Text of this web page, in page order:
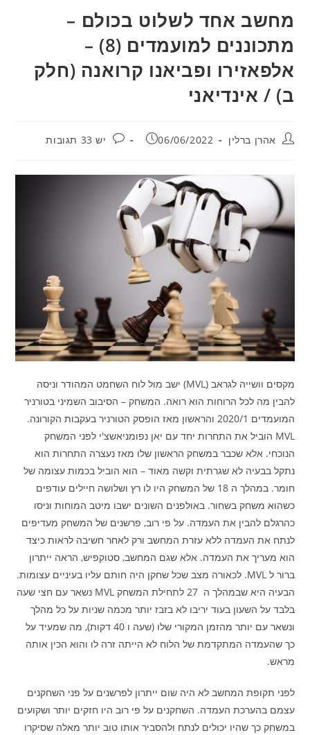
מחשב אחד לשלוט בכולם –
מתכוננים למועמדים (8) –
אלפאזירו ופביאנו קרואנה (חלק
ב) / אינדיאני
מחבר:אהרן ברלין פורסם:
06/06/2022 תגובות:
יש 33 תגובות
מקסים וושייה לגראב (MVL) ישב מול לוח השחמט המהודר וניסה
להבין מה לכל הרוחות הוא רואה. המשחק – הסיבוב השמיני בטורניר
המועמדים 2020/1 והראשון מאז הופסק הטורניר בעקבות הקורונה.
MVL הוביל את התחרות יחד עם יאן נפומניאשצ'י לפני המשחק
הנוכחי. אלא שכבר במשחק הראשון שלו מאז נעצרה התחרות הוא
נתקל בבעיה לא שגרתית וקשה מאוד – הוא הוביל בכמות עצומה של
חומר. במהלך ה 18 של המשחק היו לו רץ ושלושה חיילים עודפים
כשהוא משחק בשחור. באולפנים השונים ישבו מיטב המוחות וניסו
כהרגלם להבין את העמדה. על פי רוב, פרשנים של המשחק מעדיפים
לנתח את העמדה ללא עזרת המחשב ורק לאחר חשיבה לראות כיצד
הוא מעריך את העמדה. אלא שגם המחשב, סטוקפיש, הראה ייתרון
ברור ל MVL. לכאורה מצב שכל שחקן היה חותם עליו בעיניים עצומות.
הבעיה היא שבמהלך ה 27 לתחילת המשחק MVL נשאר עם חצי שעה
בלבד על השעון בעוד יריבו לא בזבז יותר מכמה שניות על כל מהלך
ונשאר עם יותר מהזמן המקורי שלו (שעה ו 40 דקות), מה שמעיד על
כך שהעמדה המתקדמת של הלוח לא הייתה זרה לו והוא הכין אותה
מראש.
לפני תקופת המחשב לא היה שום ייתרון לפרשנים על פני השחקנים
עצמם בהערכת העמדה. השחקנים על פי רוב היו חזקים יותר ושקועים
במשחק כך שהיו יכולים לנתח ולהסביר אותו טוב יותר מאלה שסיקרו